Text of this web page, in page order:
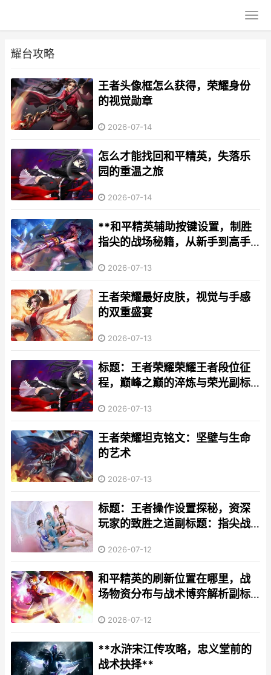
耀台攻略
王者头像框怎么获得，荣耀身份
的视觉勋章
2026-07-14
怎么才能找回和平精英，失落乐
园的重温之旅
2026-07-14
**和平精英辅助按键设置，制胜
指尖的战场秘籍，从新手到高手
2026-07-13
王者荣耀最好皮肤，视觉与手感
的双重盛宴
2026-07-13
标题：王者荣耀荣耀王者段位征
程，巅峰之巅的淬炼与荣光副标
2026-07-13
王者荣耀坦克铭文：坚壁与生命
的艺术
2026-07-13
标题：王者操作设置探秘，资深
玩家的致胜之道副标题：指尖战
2026-07-12
和平精英的刷新位置在哪里，战
场物资分布与战术博弈解析副标
2026-07-12
**水浒宋江传攻略，忠义堂前的
战术抉择**